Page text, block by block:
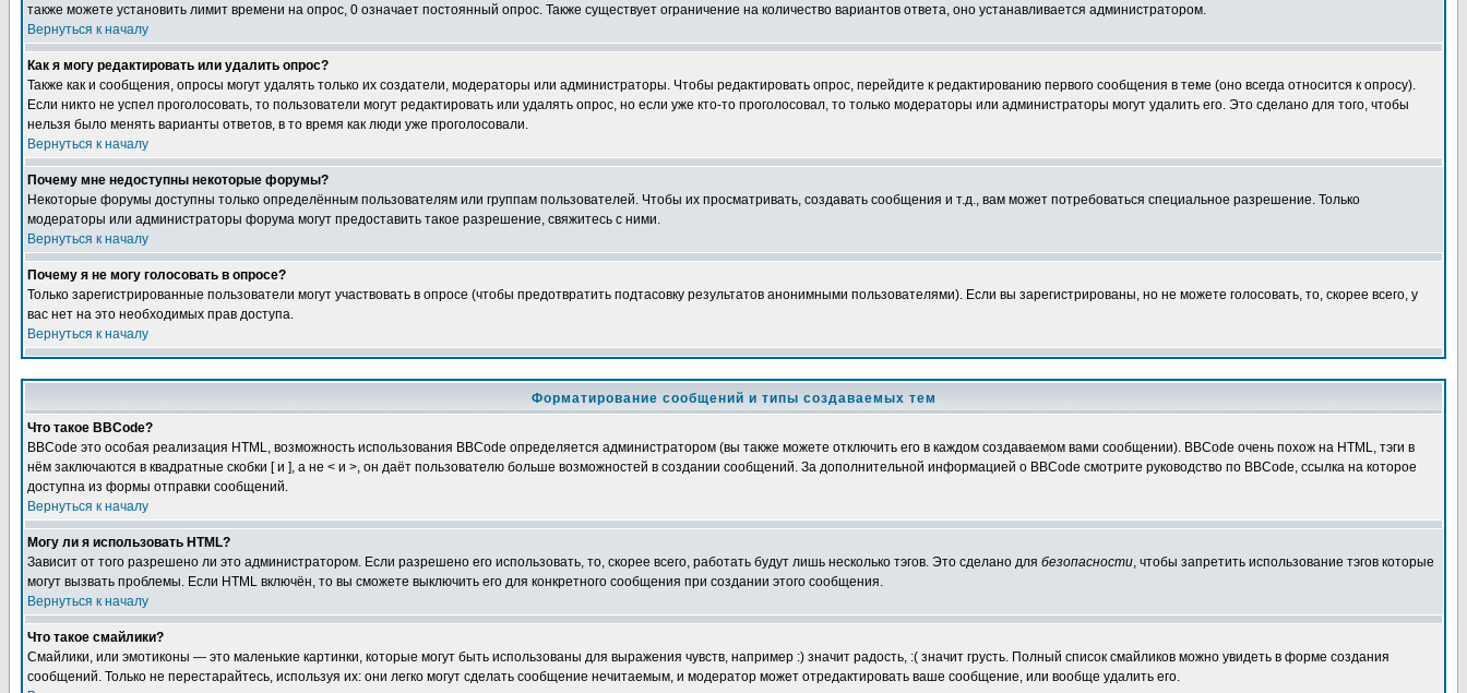
также можете установить лимит времени на опрос, 0 означает постоянный опрос. Также существует ограничение на количество вариантов ответа, оно устанавливается администратором.
Вернуться к началу
Как я могу редактировать или удалить опрос?
Также как и сообщения, опросы могут удалять только их создатели, модераторы или администраторы. Чтобы редактировать опрос, перейдите к редактированию первого сообщения в теме (оно всегда относится к опросу).
Если никто не успел проголосовать, то пользователи могут редактировать или удалять опрос, но если уже кто-то проголосовал, то только модераторы или администраторы могут удалить его. Это сделано для того, чтобы
нельзя было менять варианты ответов, в то время как люди уже проголосовали.
Вернуться к началу
Почему мне недоступны некоторые форумы?
Некоторые форумы доступны только определённым пользователям или группам пользователей. Чтобы их просматривать, создавать сообщения и т.д., вам может потребоваться специальное разрешение. Только
модераторы или администраторы форума могут предоставить такое разрешение, свяжитесь с ними.
Вернуться к началу
Почему я не могу голосовать в опросе?
Только зарегистрированные пользователи могут участвовать в опросе (чтобы предотвратить подтасовку результатов анонимными пользователями). Если вы зарегистрированы, но не можете голосовать, то, скорее всего, у
вас нет на это необходимых прав доступа.
Вернуться к началу
Форматирование сообщений и типы создаваемых тем
Что такое BBCode?
BBCode это особая реализация HTML, возможность использования BBCode определяется администратором (вы также можете отключить его в каждом создаваемом вами сообщении). BBCode очень похож на HTML, тэги в
нём заключаются в квадратные скобки [ и ], а не < и >, он даёт пользователю больше возможностей в создании сообщений. За дополнительной информацией о BBCode смотрите руководство по BBCode, ссылка на которое
доступна из формы отправки сообщений.
Вернуться к началу
Могу ли я использовать HTML?
Зависит от того разрешено ли это администратором. Если разрешено его использовать, то, скорее всего, работать будут лишь несколько тэгов. Это сделано для безопасности, чтобы запретить использование тэгов которые
могут вызвать проблемы. Если HTML включён, то вы сможете выключить его для конкретного сообщения при создании этого сообщения.
Вернуться к началу
Что такое смайлики?
Смайлики, или эмотиконы — это маленькие картинки, которые могут быть использованы для выражения чувств, например :) значит радость, :( значит грусть. Полный список смайликов можно увидеть в форме создания
сообщений. Только не перестарайтесь, используя их: они легко могут сделать сообщение нечитаемым, и модератор может отредактировать ваше сообщение, или вообще удалить его.